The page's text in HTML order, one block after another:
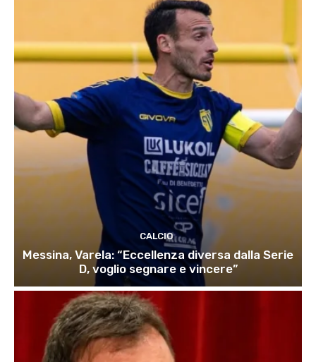
CALCIO
Messina, Varela: “Eccellenza diversa dalla Serie
D, voglio segnare e vincere”